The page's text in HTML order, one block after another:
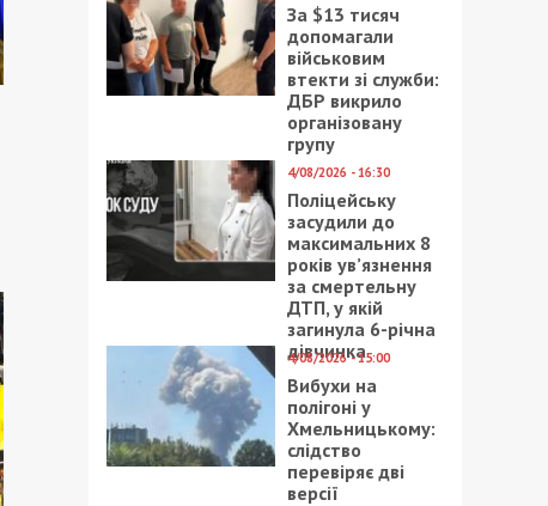
За $13 тисяч
допомагали
військовим
втекти зі служби:
ДБР викрило
організовану
групу
4/08/2026 - 16:30
Поліцейську
засудили до
максимальних 8
років ув’язнення
за смертельну
ДТП, у якій
загинула 6-річна
дівчинка
4/08/2026 - 15:00
Вибухи на
полігоні у
Хмельницькому:
слідство
перевіряє дві
версії